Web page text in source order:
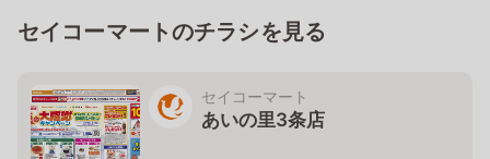
セイコーマートのチラシを見る
セイコーマート
あいの里3条店